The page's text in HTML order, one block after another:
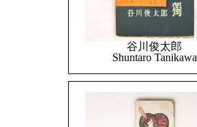
谷川俊太郎
Shuntaro Tanikawa